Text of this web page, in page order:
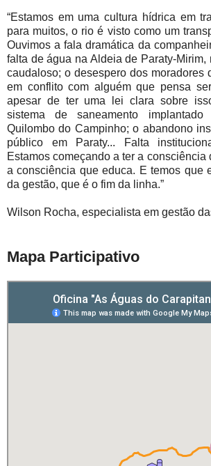
“Estamos em uma cultura hídrica em
para muitos, o rio é visto como um
Ouvimos a fala dramática da
falta de água na Aldeia de Paraty-Mirim,
caudaloso; o desespero dos moradores
em conflito com alguém que pensa
apesar de ter uma lei clara sobre
sistema de saneamento
Quilombo do Campinho; o abandono
público em Paraty... Falta
Estamos começando a ter a consciência
a consciência que educa. E temos que
da gestão, que é o fim da linha.”
Wilson Rocha, especialista em gestão
Mapa Participativo